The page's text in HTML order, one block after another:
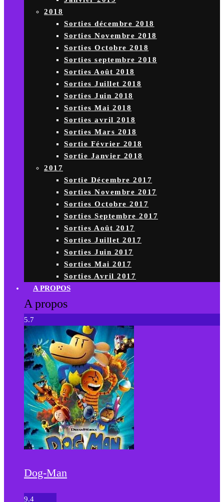
2018
Sorties décembre 2018
Sorties Novembre 2018
Sorties Octobre 2018
Sorties septembre 2018
Sorties Août 2018
Sorties Juillet 2018
Sorties Juin 2018
Sorties Mai 2018
Sorties avril 2018
Sorties Mars 2018
Sortie Février 2018
Sortie Janvier 2018
2017
Sortie Décembre 2017
Sorties Novembre 2017
Sorties Octobre 2017
Sorties Septembre 2017
Sorties Août 2017
Sorties Juillet 2017
Sorties Juin 2017
Sorties Mai 2017
Sorties Avril 2017
A PROPOS
A propos
5.7
Dog-Man
9.4